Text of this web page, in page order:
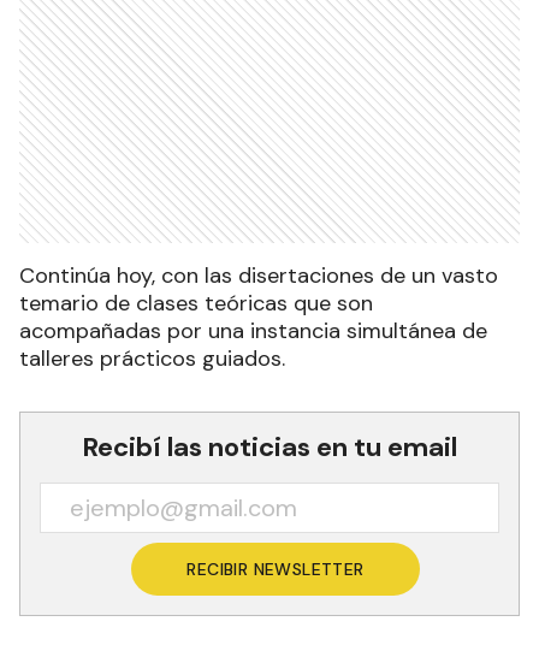
Continúa hoy, con las disertaciones de un vasto
temario de clases teóricas que son
acompañadas por una instancia simultánea de
talleres prácticos guiados.
Recibí las noticias en tu email
RECIBIR NEWSLETTER